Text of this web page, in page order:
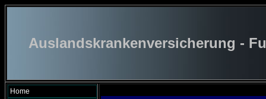
Auslandskrankenversicherung -
Home